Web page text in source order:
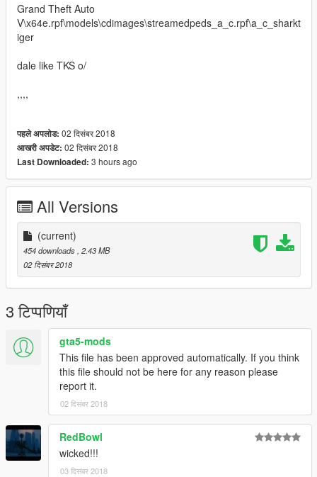
Grand Theft Auto
V\x64e.rpf\models\cdimages\streamedpeds_a_c.rpf\a_c_sharkt
iger
dale like TKS o/
,,,,
पहले अपलोड: 02 दिसंबर 2018
आखरी अपडेट: 02 दिसंबर 2018
Last Downloaded: 3 hours ago
All Versions
(current)
454 downloads , 2.43 MB
02 दिसंबर 2018
3 टिप्पणियाँ
gta5-mods
This file has been approved automatically. If you think
this file should not be here for any reason please
report it.
02 दिसंबर 2018
RedBowl
wicked!!!
03 दिसंबर 2018